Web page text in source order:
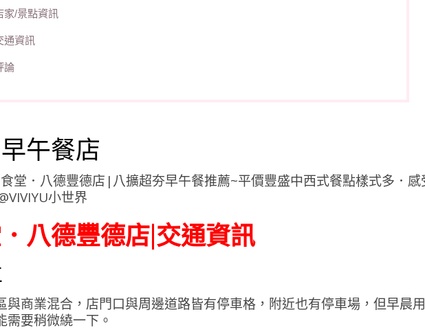
家/景點資訊
通資訊
論
午餐店
八德豐德店|交通資訊
與商業混合，店門口與周邊道路皆有停車格，附近也有停車場，但早晨用
需要稍微繞一下。